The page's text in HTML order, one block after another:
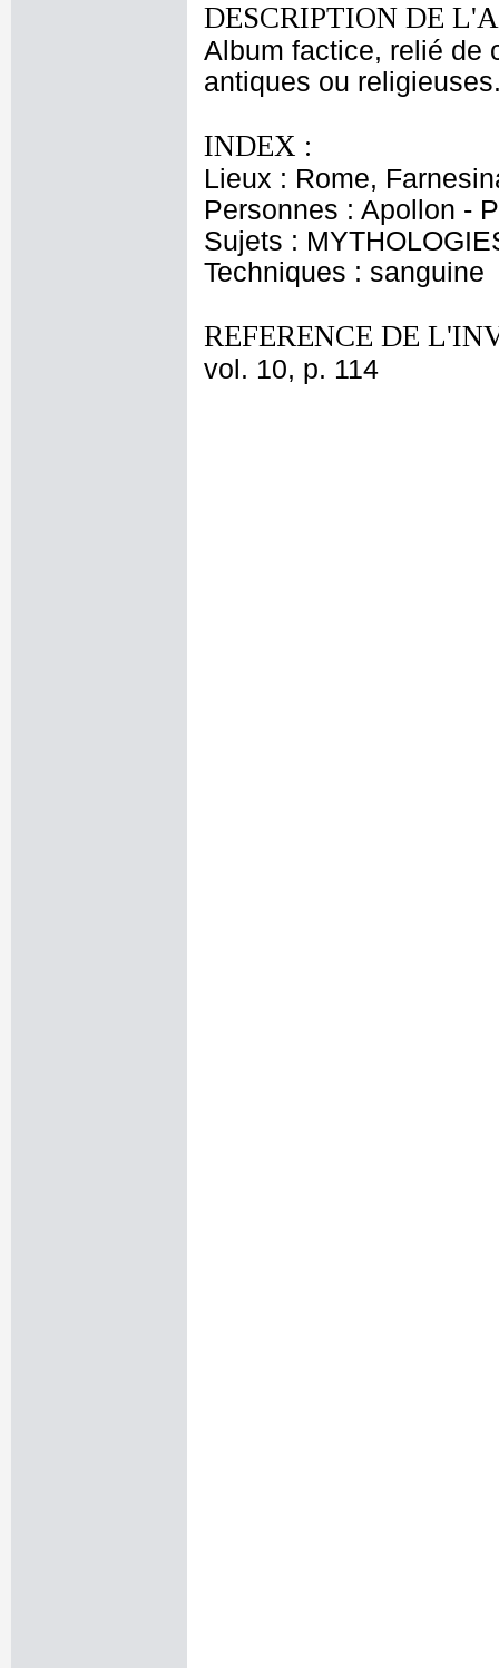
DESCRIPTION DE
Album factice, relié de
antiques ou
INDEX :
Lieux : Rome,
Personnes : Apollon -
Sujets :
Techniques : sanguine
REFERENCE DE
vol. 10, p. 114